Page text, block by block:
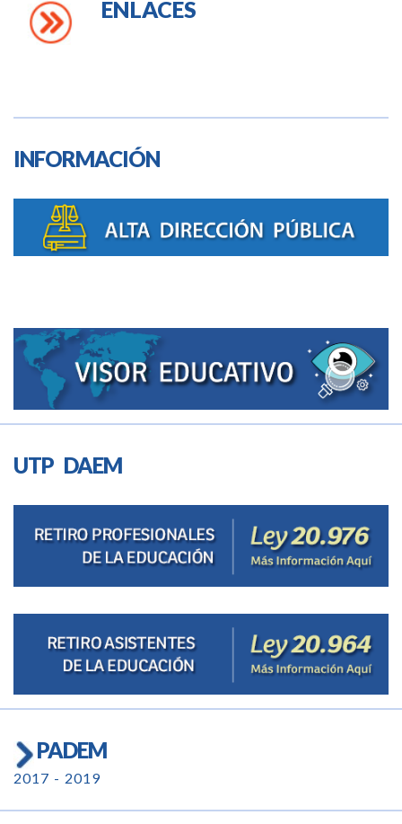
ENLACES
INFORMACIÓN
UTP DAEM
PADEM
2017 - 2019